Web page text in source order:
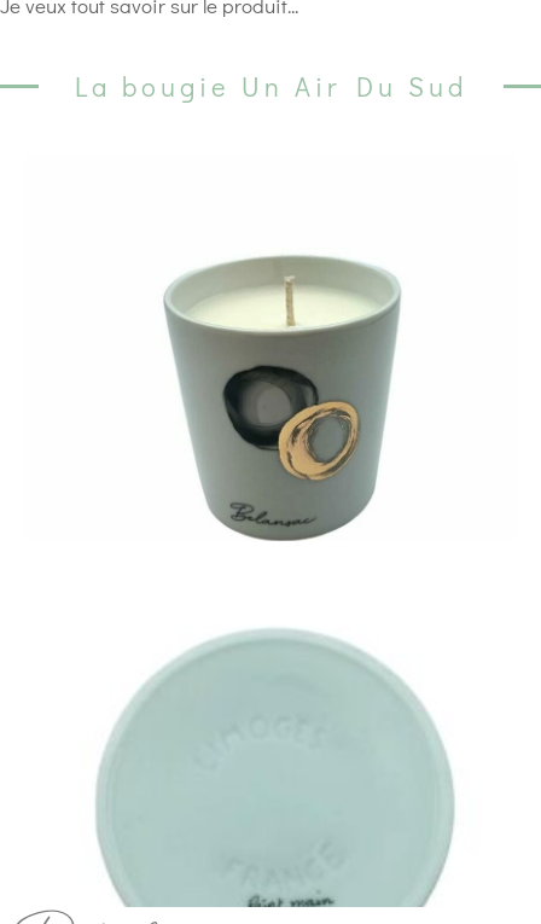
La bougie Un Air Du Sud